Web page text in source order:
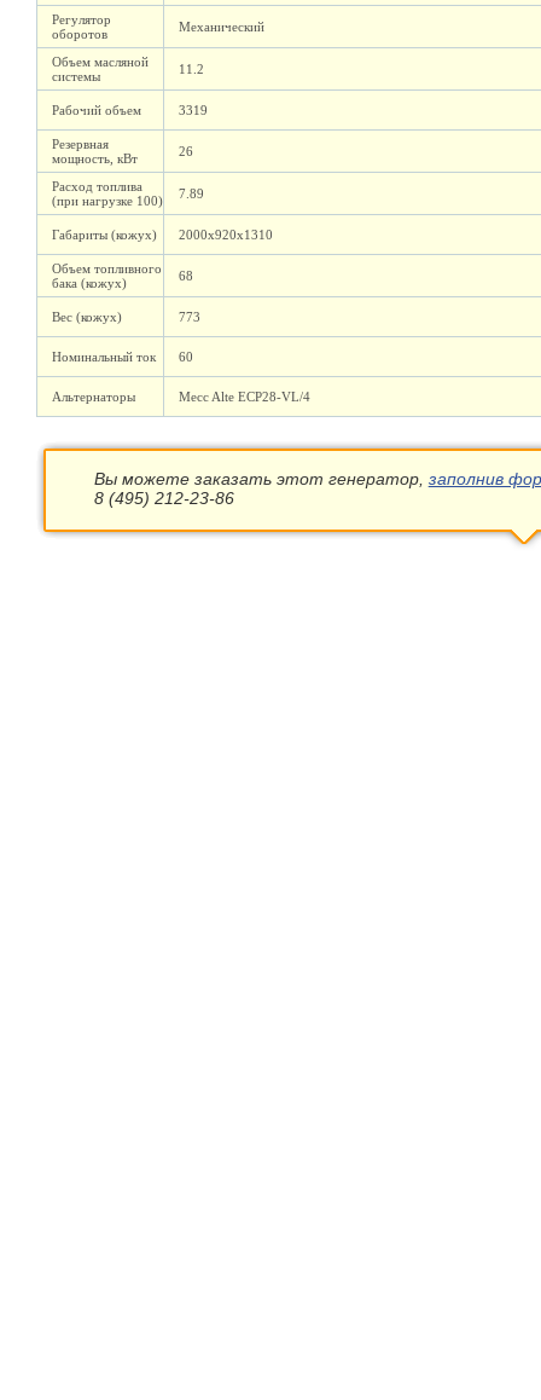
Регулятор
оборотов
Механический
Объем масляной
системы
11.2
Рабочий объем 3319
Резервная
мощность, кВт
26
Расход топлива
(при нагрузке 100)
7.89
Габариты (кожух) 2000х920х1310
Объем топливного
бака (кожух)
68
Вес (кожух) 773
Номинальный ток 60
Альтернаторы Mecc Alte ECP28-VL/4
Вы можете заказать этот генератор, заполнив
8 (495) 212-23-86